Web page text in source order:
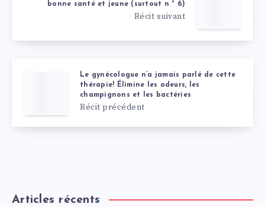
bonne santé et jeune (surtout n ° 6)
Récit suivant
Le gynécologue n’a jamais parlé de cette
thérapie! Élimine les odeurs, les
champignons et les bactéries
Récit précédent
Articles récents